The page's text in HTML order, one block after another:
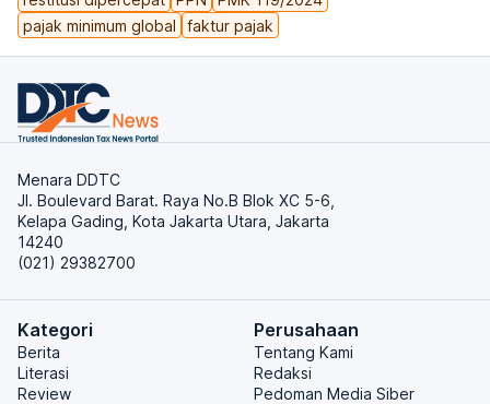
pajak minimum global
faktur pajak
Menara DDTC
Jl. Boulevard Barat. Raya No.B Blok XC 5-6,
Kelapa Gading, Kota Jakarta Utara, Jakarta
14240
(021) 29382700
Kategori
Berita
Literasi
Review
Perusahaan
Tentang Kami
Redaksi
Pedoman Media Siber